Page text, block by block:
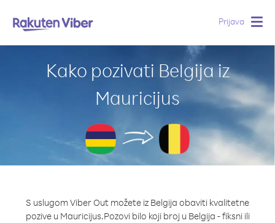
Prijava
Kako pozivati Belgija iz
Mauricijus
S uslugom Viber Out možete iz Belgija obaviti kvalitetne
pozive u Mauricijus.Pozovi bilo koji broj u Belgija - fiksni ili